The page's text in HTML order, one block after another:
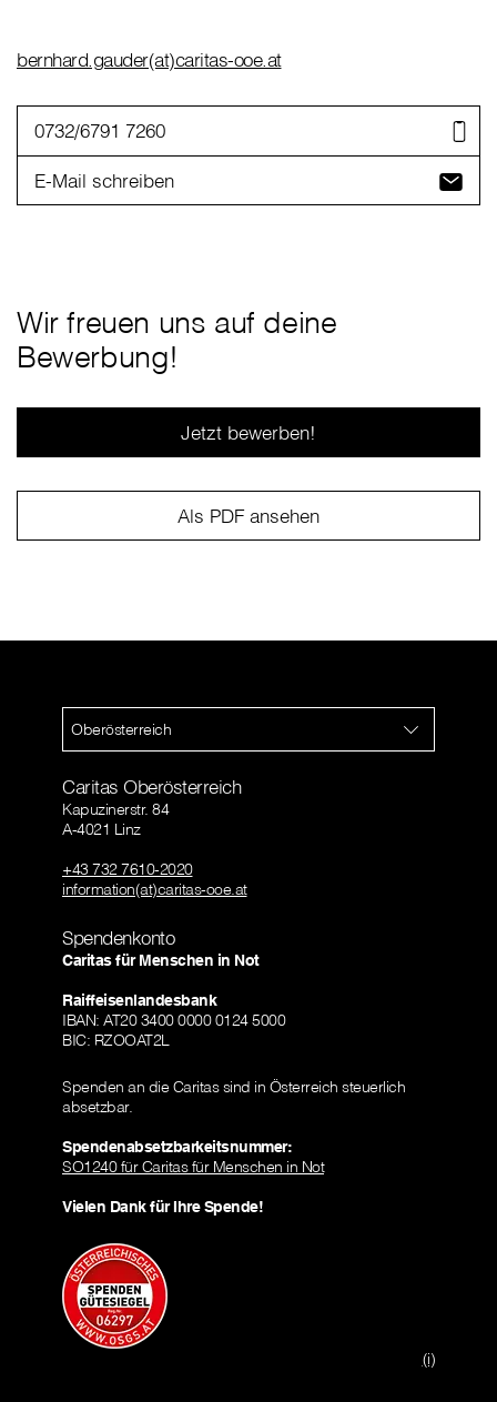
bernhard.gauder(at)caritas-ooe.at
0732/6791 7260
E-Mail schreiben
Wir freuen uns auf deine
Bewerbung!
Jetzt bewerben!
Als PDF ansehen
Oberösterreich
Caritas Oberösterreich
Kapuzinerstr. 84
A-4021 Linz
+43 732 7610-2020
information(at)caritas-ooe.at
Spendenkonto
Caritas für Menschen in Not
Raiffeisenlandesbank
IBAN: AT20 3400 0000 0124 5000
BIC: RZOOAT2L
Spenden an die Caritas sind in Österreich steuerlich
absetzbar.
Spendenabsetzbarkeitsnummer:
SO1240 für Caritas für Menschen in Not
Vielen Dank für Ihre Spende!
(i)